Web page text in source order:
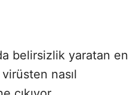
belirsizlik yaratan en
nasıl